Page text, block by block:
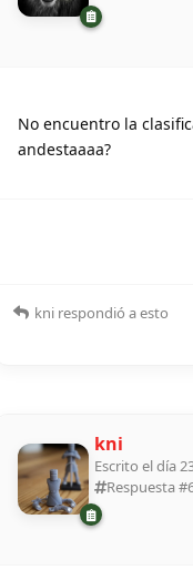
No encuentro la
andestaaaa?
kni respondió a esto
kni
Escrito el día
Respuesta #